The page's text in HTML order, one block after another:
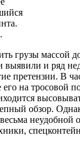
грузы массой
и ряд
претензии. В
на тросовой
обзор.
неудобной